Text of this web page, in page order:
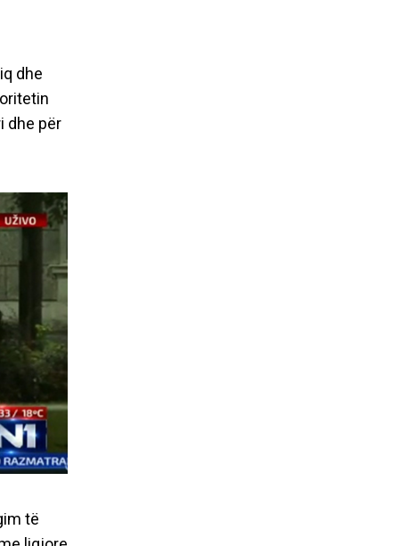
dhe
dhe për
të